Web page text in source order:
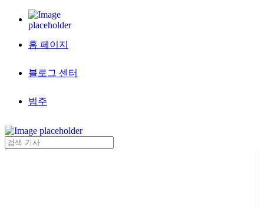
홈 페이지
블로그 센터
범주